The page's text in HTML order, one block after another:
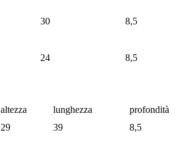
30 8,5
24 8,5
altezza lunghezza
profondità
29 39 8,5